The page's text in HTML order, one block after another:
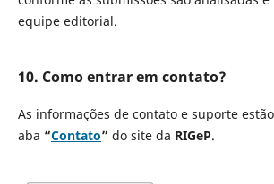
equipe editorial.
10. Como entrar em contato?
As informações de contato e suporte
aba “Contato” do site da RIGeP.